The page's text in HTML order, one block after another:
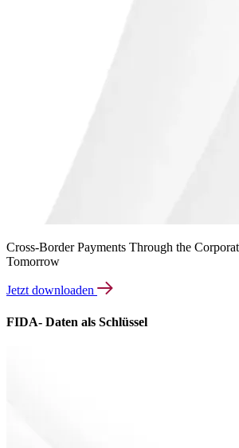
Cross-Border Payments Through the
Tomorrow
Jetzt downloaden
FIDA- Daten als Schlüssel